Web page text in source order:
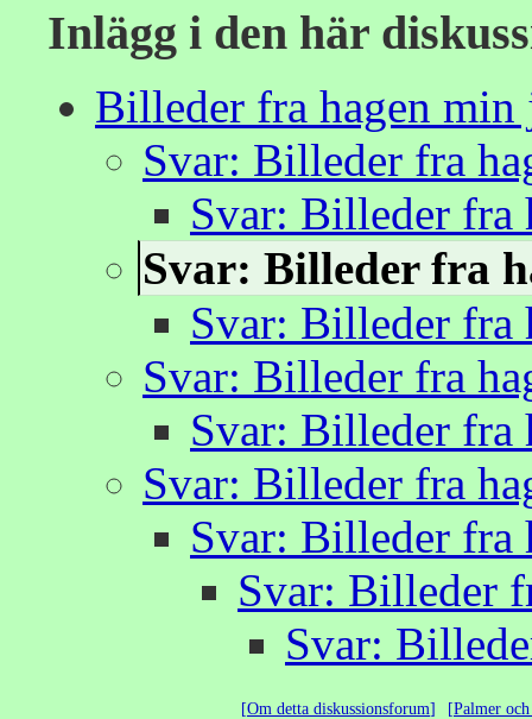
Inlägg i den här
Billeder fra hagen
Svar: Billeder fra
Svar: Billeder fra
Svar: Billeder fra
Svar: Billeder fra
Svar: Billeder fra
Svar: Billeder fra
Svar: Billeder fra
Svar: Billeder fra
Svar: Billeder
Svar:
Om detta diskussionsforum Palmer